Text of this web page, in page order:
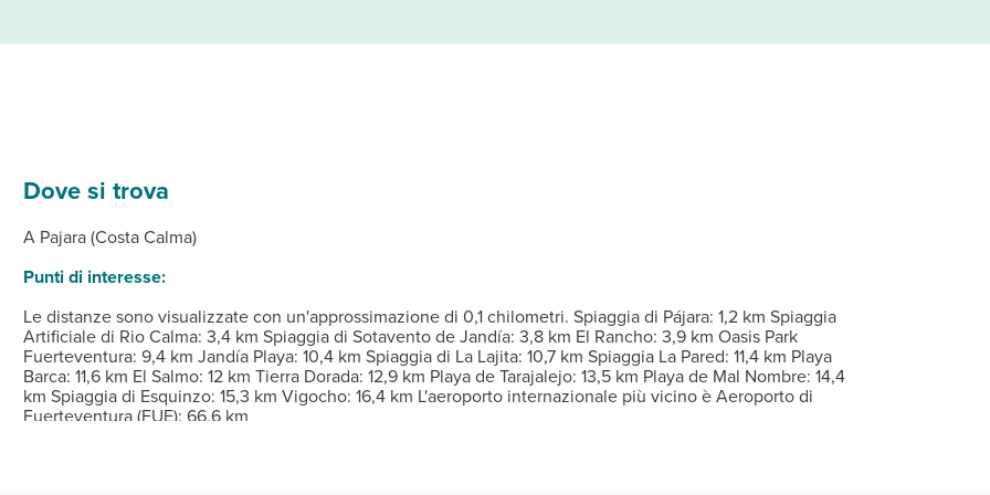
Dove si trova
A Pajara (Costa Calma)
Punti di interesse:
Le distanze sono visualizzate con un'approssimazione di 0,1 chilometri. Spiaggia di Pájara: 1,2 km Spiaggia
Artificiale di Rio Calma: 3,4 km Spiaggia di Sotavento de Jandía: 3,8 km El Rancho: 3,9 km Oasis Park
Fuerteventura: 9,4 km Jandía Playa: 10,4 km Spiaggia di La Lajita: 10,7 km Spiaggia La Pared: 11,4 km Playa
Barca: 11,6 km El Salmo: 12 km Tierra Dorada: 12,9 km Playa de Tarajalejo: 13,5 km Playa de Mal Nombre: 14,4
km Spiaggia di Esquinzo: 15,3 km Vigocho: 16,4 km L'aeroporto internazionale più vicino è Aeroporto di
Fuerteventura (FUE): 66,6 km
82 camere della struttura, dotate di aria condizionata e cucina con piano cottura e microonde. La Smart TV da 43 pollici
Dalle ore 14:00 Alle ore 24:00 Istruzioni per il check-in: Per eventuali ospiti aggiuntivi possono essere previsti supplementi,
una piscina all'aperto, nonché il Wi-Fi gratuito.
ospita un ristorante. Concludi la giornata in bellezza con il tuo drink preferito! Presso questa struttura troverai un
settembre.